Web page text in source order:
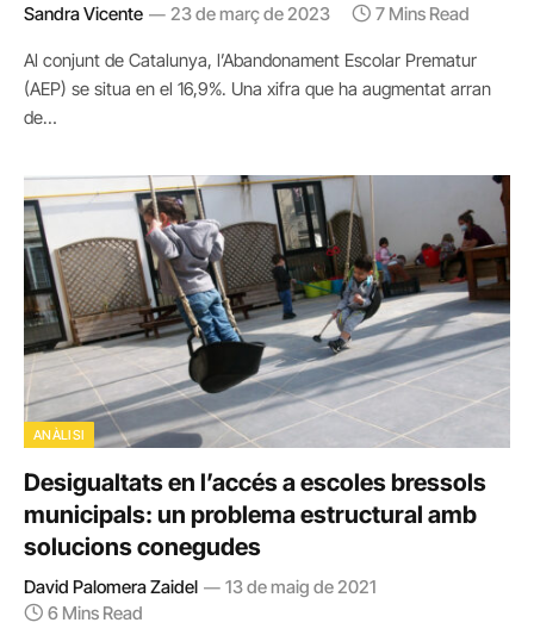
Sandra Vicente 23 de març de 2023 7 Mins Read
Al conjunt de Catalunya, l’Abandonament Escolar Prematur
(AEP) se situa en el 16,9%. Una xifra que ha augmentat arran
de…
ANÀLISI
Desigualtats en l’accés a escoles bressols
municipals: un problema estructural amb
solucions conegudes
David Palomera Zaidel
13 de maig de 2021
6 Mins Read